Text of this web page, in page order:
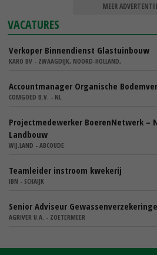
MEER
VACATURES
Verkoper Binnendienst Glastuinbouw
KARO BV - ZWAAGDIJK, NOORD-HOLLAND,
Accountmanager Organische
COMGOED B.V. - NL
Projectmedewerker BoerenNetwerk –
Landbouw
WIJ.LAND - ABCOUDE
Teamleider instroom kwekerij
IBN - SCHAIJK
Senior Adviseur
AGRIVER U.A. - ZOETERMEER